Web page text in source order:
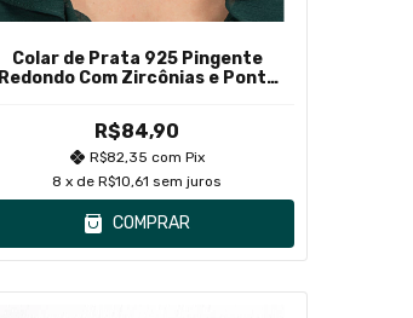
Colar de Prata 925 Pingente
Redondo Com Zircônias e Ponto
R$84,90
R$82,35 com Pix
8 x deR$10,61 sem juros
COMPRAR